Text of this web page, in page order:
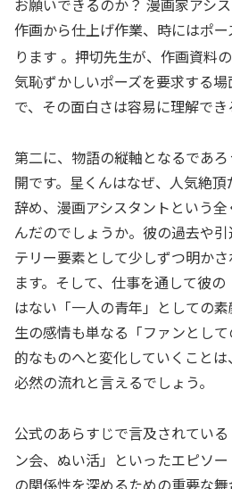
作画から仕上げ作業、時にはポ
ります 。押切先生が、作画資料
気恥ずかしいポーズを要求する
で、その面白さは容易に理解でき
第二に、物語の縦軸となるであ
開です。星くんはなぜ、人気絶
辞め、漫画アシスタントという
んだのでしょうか。彼の過去や
テリー要素として少しずつ明か
ます。そして、仕事を通して彼
はない「一人の青年」としての
生の感情も単なる「ファンとし
的なものへと変化していくこと
必然の流れと言えるでしょう。
公式のあらすじで言及されてい
ン会、ぬい活」といったエピソー
の関係性を深めるための重要な